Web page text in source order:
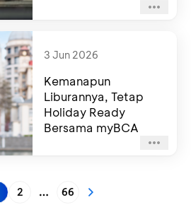
3 Jun 2026
Kemanapun
Liburannya, Tetap
Holiday Ready
Bersama myBCA
2 More pages
66